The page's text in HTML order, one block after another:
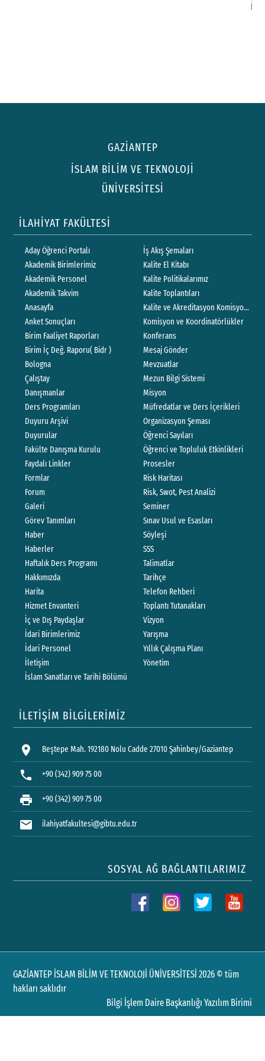
GAZİANTEP
İSLAM BİLİM VE TEKNOLOJİ
ÜNİVERSİTESİ
İLAHİYAT FAKÜLTESİ
Aday Öğrenci Portalı
Akademik Birimlerimiz
Akademik Personel
Akademik Takvim
Anasayfa
Anket Sonuçları
Birim Faaliyet Raporları
Birim İç Değ. Raporu( Bidr )
Bologna
Çalıştay
Danışmanlar
Ders Programları
Duyuru Arşivi
Duyurular
Fakülte Danışma Kurulu
Faydalı Linkler
Formlar
Forum
Galeri
Görev Tanımları
Haber
Haberler
Haftalık Ders Programı
Hakkımızda
Harita
Hizmet Envanteri
İç ve Dış Paydaşlar
İdari Birimlerimiz
İdari Personel
İletişim
İslam Sanatları ve Tarihi Bölümü
İş Akış Şemaları
Kalite El Kitabı
Kalite Politikalarımız
Kalite Toplantıları
Kalite ve Akreditasyon Komisyonları
Komisyon ve Koordinatörlükler
Konferans
Mesaj Gönder
Mevzuatlar
Mezun Bilgi Sistemi
Misyon
Müfredatlar ve Ders İçerikleri
Organizasyon Şeması
Öğrenci Sayıları
Öğrenci ve Topluluk Etkinlikleri
Prosesler
Risk Haritası
Risk, Swot, Pest Analizi
Seminer
Sınav Usul ve Esasları
Söyleşi
SSS
Talimatlar
Tarihçe
Telefon Rehberi
Toplantı Tutanakları
Vizyon
Yarışma
Yıllık Çalışma Planı
Yönetim
İLETİŞİM BİLGİLERİMİZ
location_on Beştepe Mah. 192180 Nolu Cadde 27010 Şahinbey/Gaziantep
phone +90 (342) 909 75 00
print +90 (342) 909 75 00
mail ilahiyatfakultesi@gibtu.edu.tr
SOSYAL AĞ BAĞLANTILARIMIZ
GAZİANTEP İSLAM BİLİM VE TEKNOLOJİ ÜNİVERSİTESİ 2026 © tüm
hakları saklıdır
Bilgi İşlem Daire Başkanlığı Yazılım Birimi